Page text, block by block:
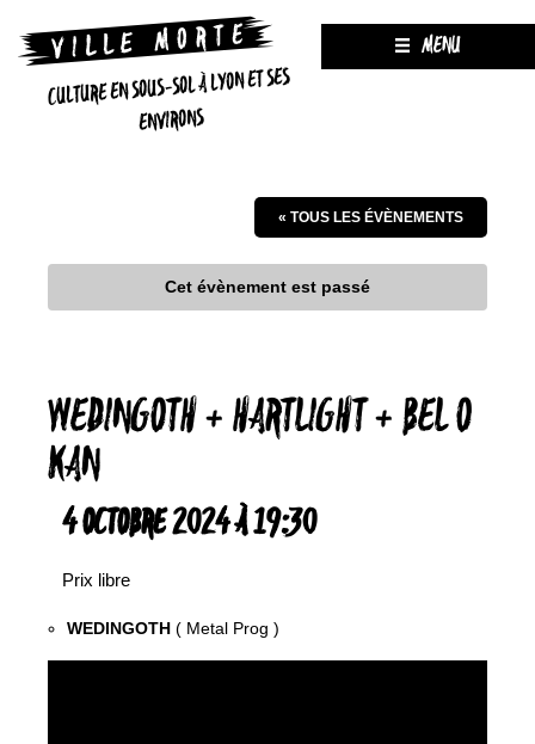
CULTURE EN SOUS-SOL À LYON ET SES
ENVIRONS
MENU
« TOUS LES ÉVÈNEMENTS
Cet évènement est passé
WEDINGOTH + HARTLIGHT + BEL O
KAN
4 OCTOBRE 2024 À 19:30
Prix libre
WEDINGOTH ( Metal Prog )